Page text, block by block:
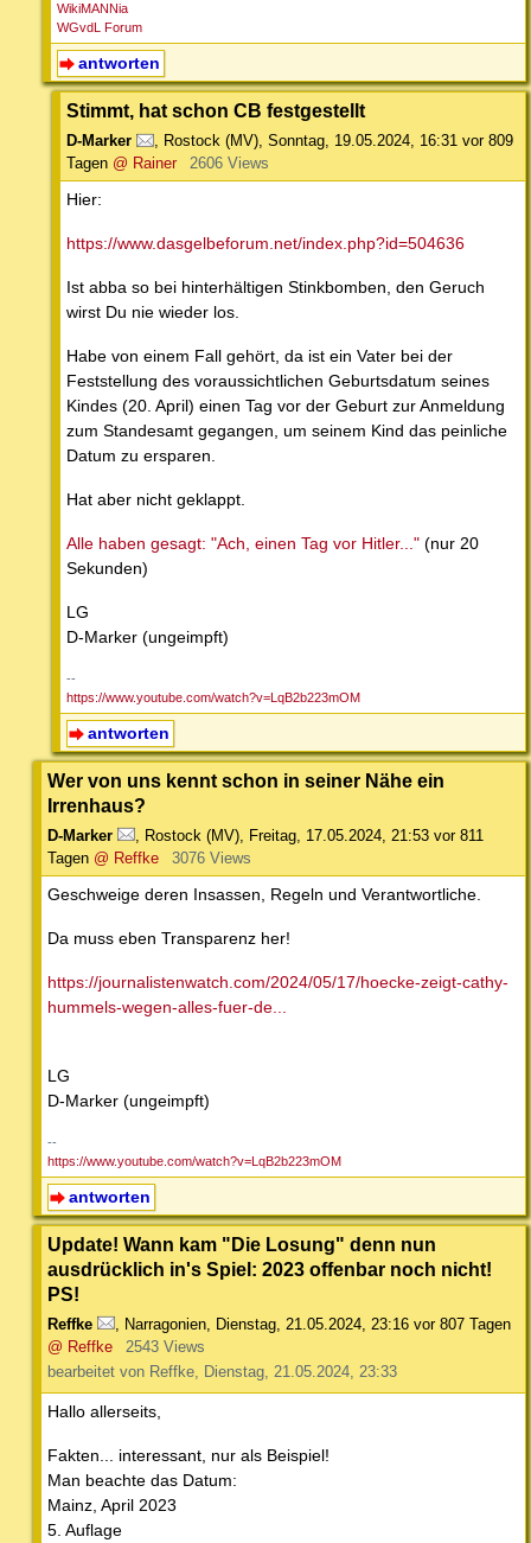
WikiMANNia
WGvdL Forum
antworten
Stimmt, hat schon CB festgestellt
D-Marker , Rostock (MV), Sonntag, 19.05.2024, 16:31 vor 809
Tagen @ Rainer 2606 Views
Hier:
https://www.dasgelbeforum.net/index.php?id=504636
Ist abba so bei hinterhältigen Stinkbomben, den Geruch
wirst Du nie wieder los.
Habe von einem Fall gehört, da ist ein Vater bei der
Feststellung des voraussichtlichen Geburtsdatum seines
Kindes (20. April) einen Tag vor der Geburt zur Anmeldung
zum Standesamt gegangen, um seinem Kind das peinliche
Datum zu ersparen.
Hat aber nicht geklappt.
Alle haben gesagt: "Ach, einen Tag vor Hitler..." (nur 20
Sekunden)
LG
D-Marker (ungeimpft)
--
https://www.youtube.com/watch?v=LqB2b223mOM
antworten
Wer von uns kennt schon in seiner Nähe ein
Irrenhaus?
D-Marker Rostock (MV) Freitag, 17.05.2024, 21:53 vor 811
Tagen @ Reffke 3076 Views
Geschweige deren Insassen, Regeln und Verantwortliche.
Da muss eben Transparenz her!
https://journalistenwatch.com/2024/05/17/hoecke-zeigt-cathy-
hummels-wegen-alles-fuer-de...
LG
D-Marker (ungeimpft)
--
https://www.youtube.com/watch?v=LqB2b223mOM
antworten
Update! Wann kam "Die Losung" denn nun
ausdrücklich in's Spiel: 2023 offenbar noch nicht!
PS!
Reffke Narragonien Dienstag, 21.05.2024, 23:16 vor 807 Tagen
@ Reffke
2543 Views
bearbeitet von Reffke, Dienstag, 21.05.2024, 23:33
Hallo allerseits,
Fakten... interessant, nur als Beispiel!
Man beachte das Datum:
Mainz, April 2023
5. Auflage